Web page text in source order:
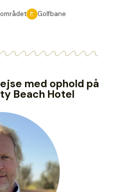
Golfbane
med ophold på
Beach Hotel